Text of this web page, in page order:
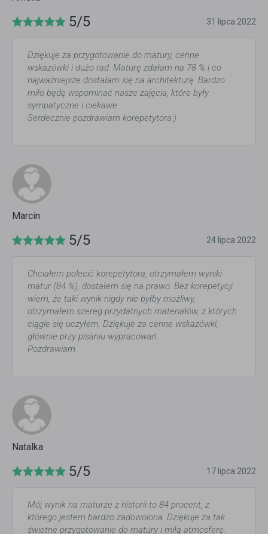
5/5 31 lipca 2022
Dziękuje za przygotowanie do matury, cenne
wskazówki i dużo rad. Maturę zdałam na 78 % i co
najważniejsze dostałam się na architekturę. Bardzo
miło będę wspominać nasze zajęcia, które były
sympatyczne i ciekawe.
Serdecznie pozdrawiam korepetytora:)
Marcin
5/5 24 lipca 2022
Chciałem polecić korepetytora, otrzymałem wyniki
matur (84 %), dostałem się na prawo. Bez korepetycji
wiem, że taki wynik nigdy nie byłby możliwy,
otrzymałem szereg przydatnych materiałów, z których
ciągle się uczyłem. Dziękuje za cenne wskazówki,
głównie przy pisaniu wypracowań.
Pozdrawiam.
Natalka
5/5 17 lipca 2022
Mój wynik na maturze z historii to 84 procent, z
którego jestem bardzo zadowolona. Dziękuje za tak
świetne przygotowanie do matury i miłą atmosferę.